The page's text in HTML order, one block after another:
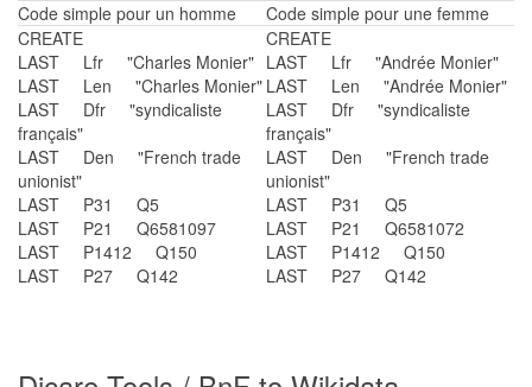
Code simple pour un homme
Code simple pour une femme
CREATE
LAST Lfr "Charles Monier"
LAST Len "Charles Monier"
LAST Dfr "syndicaliste
français"
LAST Den "French trade
unionist"
LAST P31 Q5
LAST P21 Q6581097
LAST P1412 Q150
LAST P27 Q142
CREATE
LAST Lfr "Andrée Monier"
LAST Len "Andrée Monier"
LAST Dfr "syndicaliste
français"
LAST Den "French trade
unionist"
LAST P31 Q5
LAST P21 Q6581072
LAST P1412 Q150
LAST P27 Q142